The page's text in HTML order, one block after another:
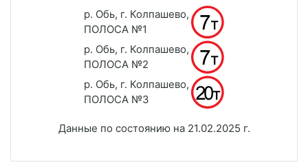
р. Обь, г. Колпашево,
ПОЛОСА №1
р. Обь, г. Колпашево,
ПОЛОСА №2
р. Обь, г. Колпашево,
ПОЛОСА №3
Данные по состоянию на 21.02.2025 г.